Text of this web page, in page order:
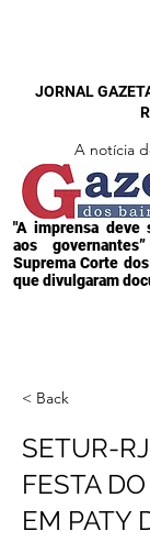
JORNAL
A notícia
"A imprensa deve
aos
Suprema Corte
que divulgaram
< Back
SETUR-
FESTA
EM PATY